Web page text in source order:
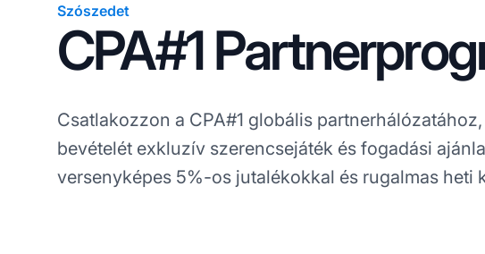
Szószedet
CPA#1
Csatlakozzon a CPA#1 globális
bevételét exkluzív szerencsejáték és fogadási
versenyképes 5%-os jutalékokkal és rugalmas heti